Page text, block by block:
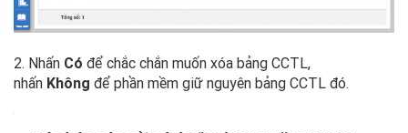
2. Nhấn Có để chắc chắn muốn xóa bảng CCTL,
nhấn Không để phần mềm giữ nguyên bảng CCTL đó.